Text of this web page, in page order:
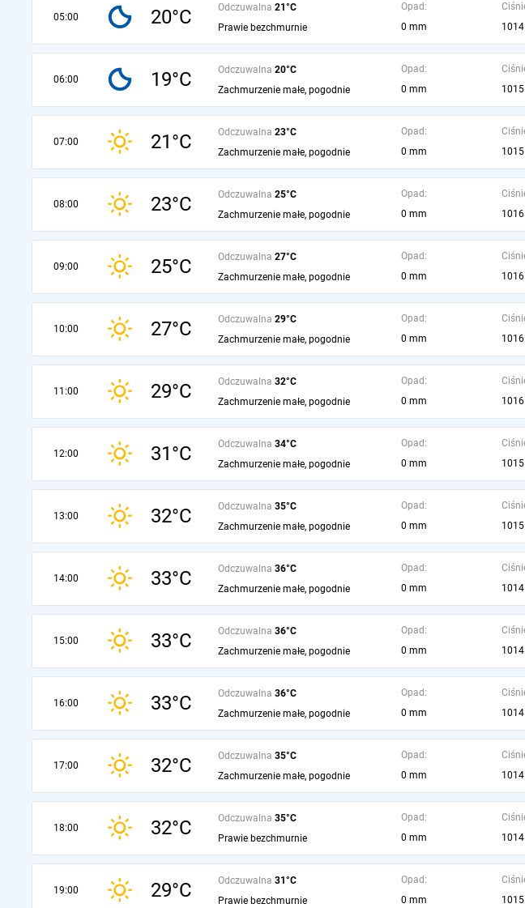
05:00 20°C Odczuwalna 21°C
Prawie bezchmurnie
Opad:
0 mm
06:00 19°C Odczuwalna 20°C
Zachmurzenie małe, pogodnie
Opad:
0 mm
07:00 21°C Odczuwalna 23°C
Zachmurzenie małe, pogodnie
Opad:
0 mm
08:00 23°C Odczuwalna 25°C
Zachmurzenie małe, pogodnie
Opad:
0 mm
09:00 25°C Odczuwalna 27°C
Zachmurzenie małe, pogodnie
Opad:
0 mm
10:00 27°C Odczuwalna 29°C
Zachmurzenie małe, pogodnie
Opad:
0 mm
11:00 29°C Odczuwalna 32°C
Zachmurzenie małe, pogodnie
Opad:
0 mm
12:00 31°C Odczuwalna 34°C
Zachmurzenie małe, pogodnie
Opad:
0 mm
13:00 32°C Odczuwalna 35°C
Zachmurzenie małe, pogodnie
Opad:
0 mm
14:00 33°C Odczuwalna 36°C
Zachmurzenie małe, pogodnie
Opad:
0 mm
15:00 33°C Odczuwalna 36°C
Zachmurzenie małe, pogodnie
Opad:
0 mm
16:00 33°C Odczuwalna 36°C
Zachmurzenie małe, pogodnie
Opad:
0 mm
17:00 32°C Odczuwalna 35°C
Zachmurzenie małe, pogodnie
Opad:
0 mm
18:00 32°C Odczuwalna 35°C
Prawie bezchmurnie
Opad:
0 mm
19:00 29°C Odczuwalna 31°C
Prawie bezchmurnie
Opad:
0 mm